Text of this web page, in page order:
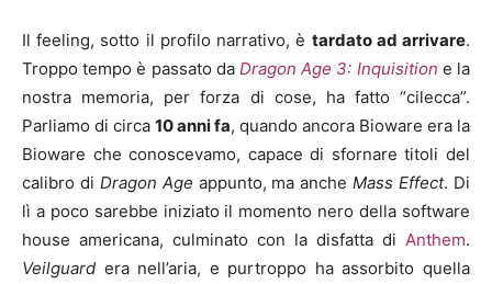
Il feeling, sotto il profilo narrativo, è tardato ad arrivare.
Troppo tempo è passato da Dragon Age 3: Inquisition e la
nostra memoria, per forza di cose, ha fatto “cilecca”.
Parliamo di circa 10 anni fa, quando ancora Bioware era la
Bioware che conoscevamo, capace di sfornare titoli del
calibro di Dragon Age appunto, ma ancheMass Effect. Di
lì a poco sarebbe iniziato il momento nero della software
house americana, culminato con la disfatta di Anthem.
Veilguard era nell’aria, e purtroppo ha assorbito quella